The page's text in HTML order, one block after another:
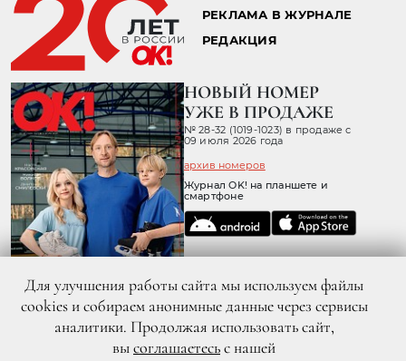
РЕКЛАМА В ЖУРНАЛЕ
РЕДАКЦИЯ
НОВЫЙ НОМЕР
УЖЕ В ПРОДАЖЕ
№ 28-32 (1019-1023) в продаже с
09 июля 2026 года
архив номеров
Журнал OK! на планшете и
смартфоне
Для улучшения работы сайта мы используем файлы
cookies и собираем анонимные данные через сервисы
аналитики. Продолжая использовать сайт,
высоглашаетесьс нашей